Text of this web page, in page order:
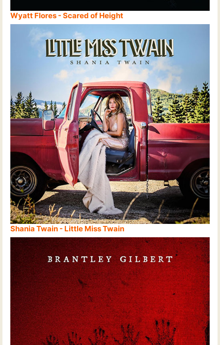
Wyatt Flores - Scared of Height
Shania Twain - Little Miss Twain